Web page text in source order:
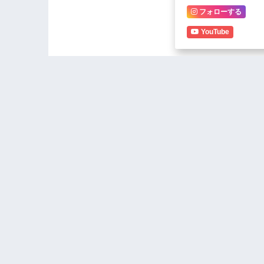
フォローする
YouTube